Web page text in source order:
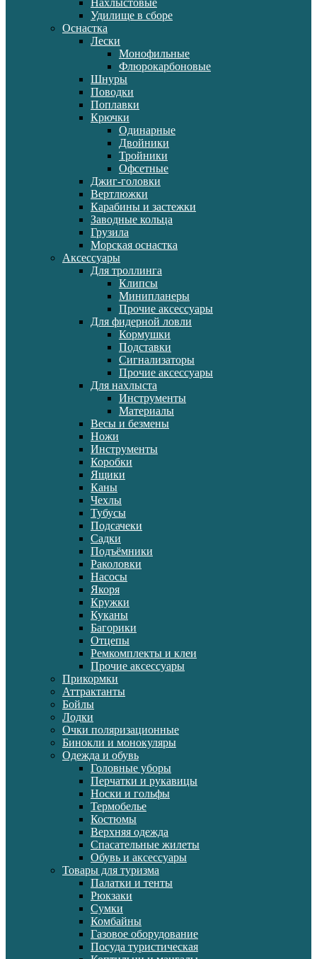
Нахлыстовые
Удилище в сборе
Оснастка
Лески
Монофильные
Флюрокарбоновые
Шнуры
Поводки
Поплавки
Крючки
Одинарные
Двойники
Тройники
Офсетные
Джиг-головки
Вертлюжки
Карабины и застежки
Заводные кольца
Грузила
Морская оснастка
Аксессуары
Для троллинга
Клипсы
Минипланеры
Прочие аксессуары
Для фидерной ловли
Кормушки
Подставки
Сигнализаторы
Прочие аксессуары
Для нахлыста
Инструменты
Материалы
Весы и безмены
Ножи
Инструменты
Коробки
Ящики
Каны
Чехлы
Тубусы
Подсачеки
Садки
Подъёмники
Раколовки
Насосы
Якоря
Кружки
Куканы
Багорики
Отцепы
Ремкомплекты и клеи
Прочие аксессуары
Прикормки
Аттрактанты
Бойлы
Лодки
Очки поляризационные
Бинокли и монокуляры
Одежда и обувь
Головные уборы
Перчатки и рукавицы
Носки и гольфы
Термобелье
Костюмы
Верхняя одежда
Спасательные жилеты
Обувь и аксессуары
Товары для туризма
Палатки и тенты
Рюкзаки
Сумки
Комбайны
Газовое оборудование
Посуда туристическая